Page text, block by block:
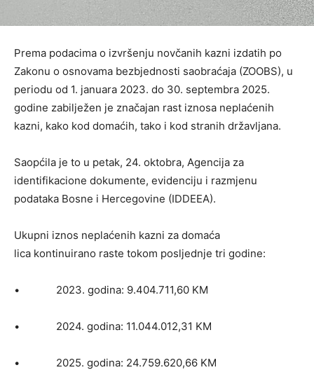
Prema podacima o izvršenju novčanih kazni izdatih po
Zakonu o osnovama bezbjednosti saobraćaja (ZOOBS), u
periodu od 1. januara 2023. do 30. septembra 2025.
godine zabilježen je značajan rast iznosa neplaćenih
kazni, kako kod domaćih, tako i kod stranih državljana.
Saopćila je to u petak, 24. oktobra, Agencija za
identifikacione dokumente, evidenciju i razmjenu
podataka Bosne i Hercegovine (IDDEEA).
Ukupni iznos neplaćenih kazni za domaća
lica kontinuirano raste tokom posljednje tri godine:
• 2023. godina: 9.404.711,60 KM
• 2024. godina: 11.044.012,31 KM
• 2025. godina: 24.759.620,66 KM